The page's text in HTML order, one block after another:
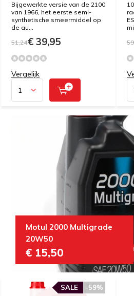
Bijgewerkte versie van de 2100
van 1966, het eerste semi-
synthetische smeermiddel op
de au...
51,24€ 39,95
Vergelijk
Motul 2000 Multigrade
20W50
€ 15,50
-59%
SALE